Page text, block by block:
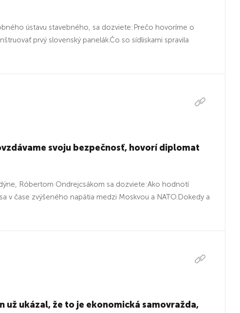
ústavu stavebného, sa dozviete:Prečo hovoríme o
prvý slovenský panelák.Čo so sídliskami spravila
svoju bezpečnosť, hovorí diplomat
Róbertom Ondrejcsákom sa dozviete:Ako hodnotí
v čase zvýšeného napätia medzi Moskvou a NATO.Dokedy a
ukázal, že to je ekonomická samovražda,